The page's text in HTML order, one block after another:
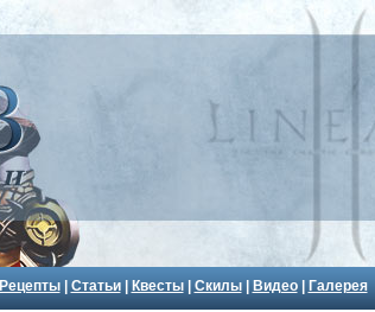
Рецепты| Статьи| Квесты| Скилы| Видео| Галерея|